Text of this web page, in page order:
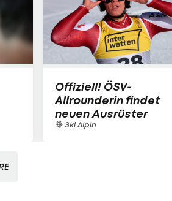
Offiziell! ÖSV-
Allrounderin findet
neuen Ausrüster
Ski Alpin